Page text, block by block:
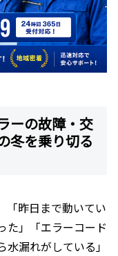
ーの故障・交
冬を乗り切る
「昨日まで動いてい
た」「エラーコード
漏れがしている」